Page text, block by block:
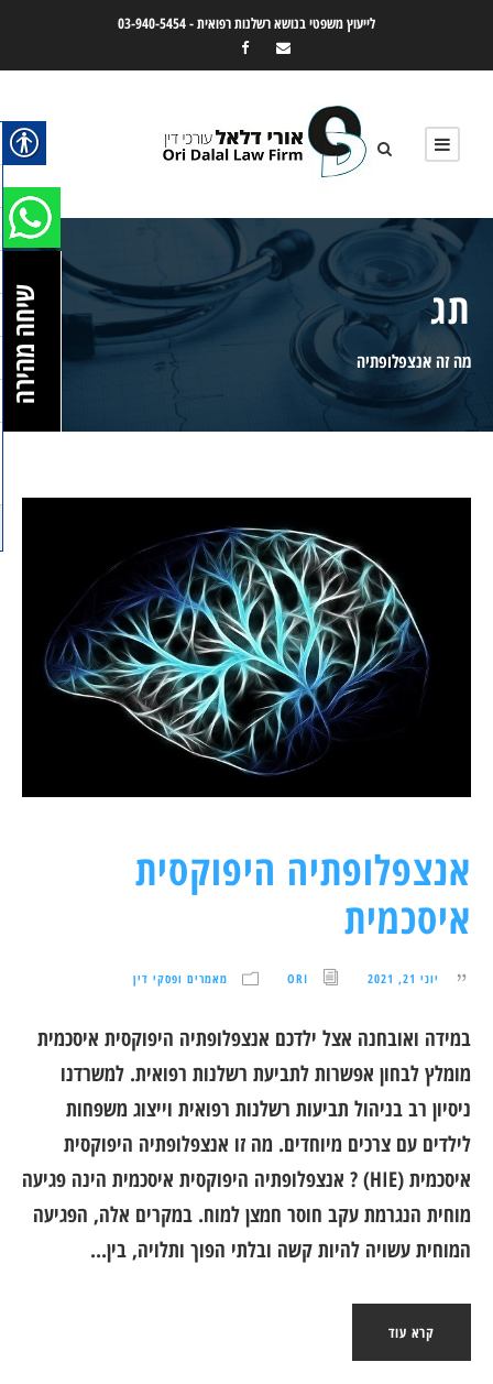
לייעוץ משפטי בנושא רשלנות רפואית -03-940-5454
תג
מה זה אנצפלופתיה
אנצפלופתיה היפוקסית
איסכמית
יוני 21, 2021 ORI מאמרים ופסקי דין
במידה ואובחנה אצל ילדכם אנצפלופתיה היפוקסית איסכמית
מומלץ לבחון אפשרות לתביעת רשלנות רפואית. למשרדנו
ניסיון רב בניהול תביעות רשלנות רפואית וייצוג משפחות
לילדים עם צרכים מיוחדים. מה זו אנצפלופתיה היפוקסית
איסכמית (HIE) ? אנצפלופתיה היפוקסית איסכמית הינה פגיעה
מוחית הנגרמת עקב חוסר חמצן למוח. במקרים אלה, הפגיעה
המוחית עשויה להיות קשה ובלתי הפוך ותלויה, בין...
קרא עוד
שיחה מהירה